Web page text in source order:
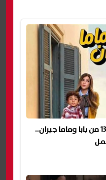
أحداث سعيدة في الحلقة 13 من بابا وماما جيران..